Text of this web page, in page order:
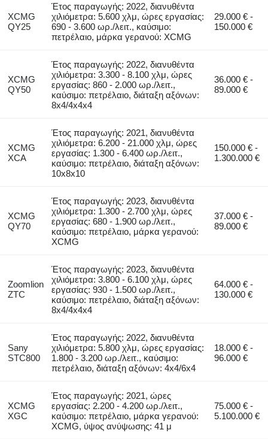
XCMG
QY25
Έτος παραγωγής: 2022, διανυθέντα
χιλιόμετρα: 5.600 χλμ, ώρες εργασίας:
690 - 3.600 ωρ./λειτ., καύσιμο:
πετρέλαιο, μάρκα γερανού: XCMG
29.000 € -
150.000 €
XCMG
QY50
Έτος παραγωγής: 2022, διανυθέντα
χιλιόμετρα: 3.300 - 8.100 χλμ, ώρες
εργασίας: 860 - 2.000 ωρ./λειτ.,
καύσιμο: πετρέλαιο, διάταξη αξόνων:
8x4/4x4x4
36.000 € -
89.000 €
XCMG
XCA
Έτος παραγωγής: 2021, διανυθέντα
χιλιόμετρα: 6.200 - 21.000 χλμ, ώρες
εργασίας: 1.300 - 6.400 ωρ./λειτ.,
καύσιμο: πετρέλαιο, διάταξη αξόνων:
10x8x10
150.000 € -
1.300.000 €
XCMG
QY70
Έτος παραγωγής: 2023, διανυθέντα
χιλιόμετρα: 1.300 - 2.700 χλμ, ώρες
εργασίας: 680 - 1.900 ωρ./λειτ.,
καύσιμο: πετρέλαιο, μάρκα γερανού:
XCMG
37.000 € -
89.000 €
Zoomlion
ZTC
Έτος παραγωγής: 2023, διανυθέντα
χιλιόμετρα: 3.800 - 6.100 χλμ, ώρες
εργασίας: 930 - 1.500 ωρ./λειτ.,
καύσιμο: πετρέλαιο, διάταξη αξόνων:
8x4/4x4x4
64.000 € -
130.000 €
Sany
STC800
Έτος παραγωγής: 2022, διανυθέντα
χιλιόμετρα: 5.800 χλμ, ώρες εργασίας:
1.800 - 3.200 ωρ./λειτ., καύσιμο:
πετρέλαιο, διάταξη αξόνων: 4x4/6x4
18.000 € -
96.000 €
XCMG
XGC
Έτος παραγωγής: 2021, ώρες
εργασίας: 2.200 - 4.200 ωρ./λειτ.,
καύσιμο: πετρέλαιο, μάρκα γερανού:
XCMG, ύψος ανύψωσης: 41 μ
75.000 € -
5.100.000 €